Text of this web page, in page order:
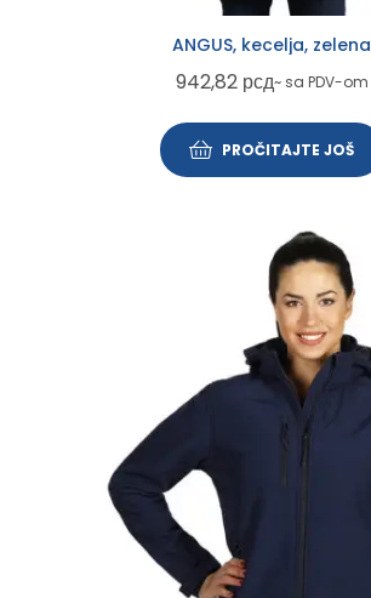
ANGUS, kecelja, zelena
942,82 рсд~ sa PDV-om
PROČITAJTE JOŠ